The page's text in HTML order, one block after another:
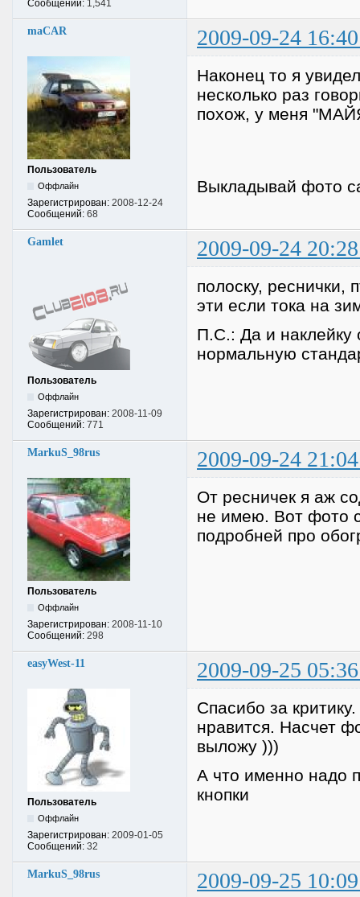
Сообщений: 1,541
maCAR 2009-09-24
Пользователь
Оффлайн
Зарегистрирован: 2008-12-24
Сообщений: 68
Наконец то я
несколько раз
похож, у меня
Выкладывай фото
Gamlet 2009-09-24
Пользователь
Оффлайн
Зарегистрирован: 2008-11-09
Сообщений: 771
полоску, реснички,
эти если тока на
П.С.: Да и наклейку
нормальную
MarkuS_98rus 2009-09-24
Пользователь
Оффлайн
Зарегистрирован: 2008-11-10
Сообщений: 298
От ресничек я аж
не имею. Вот фото
подробней про
easyWest-11 2009-09-25
Пользователь
Оффлайн
Зарегистрирован: 2009-01-05
Сообщений: 32
Спасибо за
нравится. Насчет
выложу )))
А что именно надо
кнопки
MarkuS_98rus 2009-09-25